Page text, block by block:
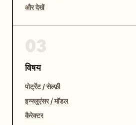
और देखें
विषय
पोर्ट्रेट / सेल्फ़ी
इन्फ्लुएंसर / मॉडल
कैरेक्टर